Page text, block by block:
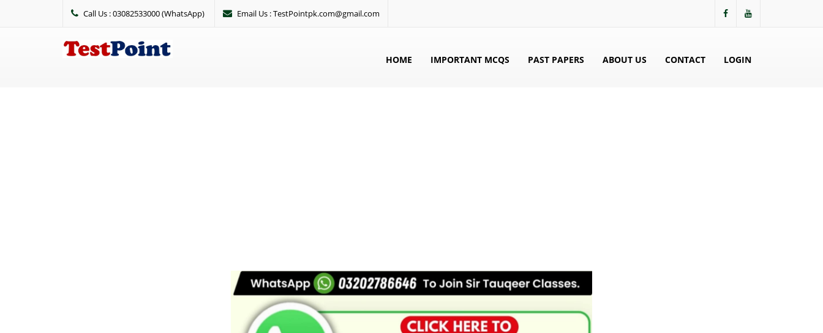
Call Us : 03082533000 (WhatsApp) Email Us : TestPointpk.com@gmail.com
HOME IMPORTANT MCQS PAST PAPERS ABOUT US CONTACT LOGIN